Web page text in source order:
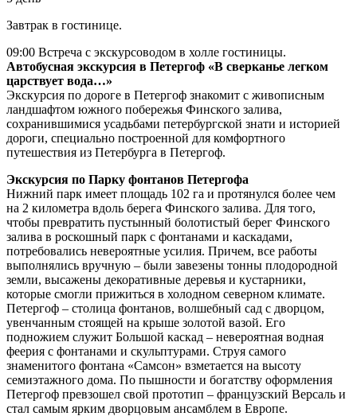
Завтрак в гостинице.
09:00 Встреча с экскурсоводом в холле гостиницы.
Автобусная экскурсия в Петергоф «В сверканье легком
царствует вода…»
Экскурсия по дороге в Петергоф знакомит с живописным
ландшафтом южного побережья Финского залива,
сохранившимися усадьбами петербургской знати и историей
дороги, специально построенной для комфортного
путешествия из Петербурга в Петергоф.
Экскурсия по Парку фонтанов Петергофа
Нижний парк имеет площадь 102 га и протянулся более чем
на 2 километра вдоль берега Финского залива. Для того,
чтобы превратить пустынный болотистый берег Финского
залива в роскошный парк с фонтанами и каскадами,
потребовались невероятные усилия. Причем, все работы
выполнялись вручную – были завезены тонны плодородной
земли, высажены декоративные деревья и кустарники,
которые смогли прижиться в холодном северном климате.
Петергоф – столица фонтанов, волшебный сад с дворцом,
увенчанным стоящей на крыше золотой вазой. Его
подножием служит Большой каскад – невероятная водная
феерия с фонтанами и скульптурами. Струя самого
знаменитого фонтана «Самсон» взметается на высоту
семиэтажного дома. По пышности и богатству оформления
Петергоф превзошел свой прототип – французский Версаль и
стал самым ярким дворцовым ансамблем в Европе.